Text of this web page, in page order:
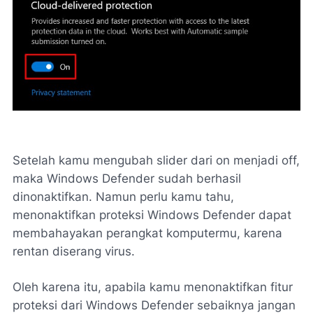
Setelah kamu mengubah slider dari on menjadi off,
maka Windows Defender sudah berhasil
dinonaktifkan. Namun perlu kamu tahu,
menonaktifkan proteksi Windows Defender dapat
membahayakan perangkat komputermu, karena
rentan diserang virus.
Oleh karena itu, apabila kamu menonaktifkan fitur
proteksi dari Windows Defender sebaiknya jangan